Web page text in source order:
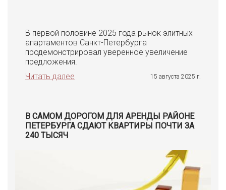
В первой половине 2025 года рынок элитных
апартаментов Санкт-Петербурга
продемонстрировал уверенное увеличение
предложения.
Читать далее
15 августа 2025 г.
В САМОМ ДОРОГОМ ДЛЯ АРЕНДЫ РАЙОНЕ
ПЕТЕРБУРГА СДАЮТ КВАРТИРЫ ПОЧТИ ЗА
240 ТЫСЯЧ